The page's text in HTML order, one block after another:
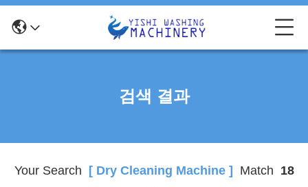
검색 결과
Your Search [ Dry Cleaning Machine ] Match 18